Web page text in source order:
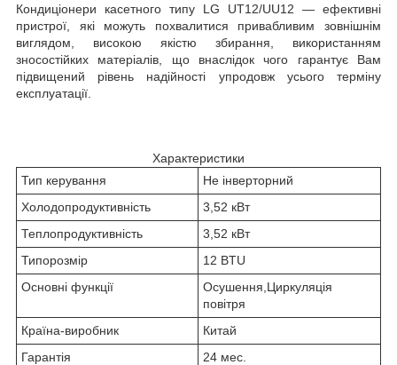
Кондиціонери касетного типу LG UT12/UU12 — ефективні
пристрої, які можуть похвалитися привабливим зовнішнім
виглядом, високою якістю збирання, використанням
зносостійких матеріалів, що внаслідок чого гарантує Вам
підвищений рівень надійності упродовж усього терміну
експлуатації.
Характеристики
Тип керування
Не інверторний
Холодопродуктивність
3,52 кВт
Теплопродуктивність
3,52 кВт
Типорозмір
12 BTU
Основні функції
Осушення,Циркуляція
повітря
Країна-виробник
Китай
Гарантія
24 мес.